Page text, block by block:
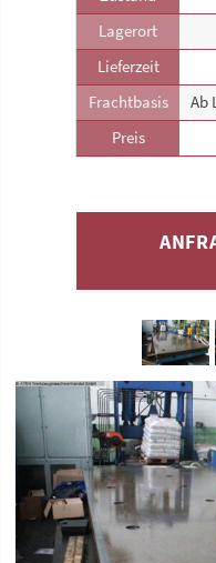
Lagerort
Lieferzeit
Frachtbasis
Ab
Preis